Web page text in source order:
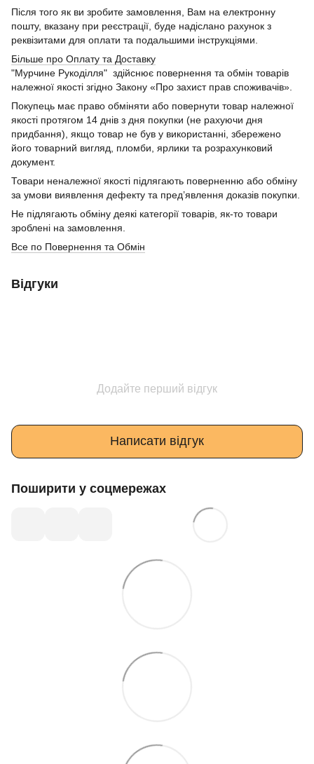
Після того як ви зробите замовлення, Вам на електронну
пошту, вказану при реєстрації, буде надіслано рахунок з
реквізитами для оплати та подальшими інструкціями.
Більше про Оплату та Доставку
"Мурчине Рукоділля" здійснює повернення та обмін товарів
належної якості згідно Закону «Про захист прав споживачів».
Покупець має право обміняти або повернути товар належної
якості протягом 14 днів з дня покупки (не рахуючи дня
придбання), якщо товар не був у використанні, збережено
його товарний вигляд, пломби, ярлики та розрахунковий
документ.
Товари неналежної якості підлягають поверненню або обміну
за умови виявлення дефекту та пред’явлення доказів покупки.
Не підлягають обміну деякі категорії товарів, як-то товари
зроблені на замовлення.
Все по Повернення та Обмін
Відгуки
Додайте перший відгук
Написати відгук
Поширити у соцмережах